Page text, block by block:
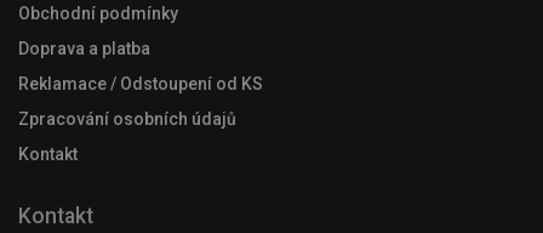
Obchodní podmínky
Doprava a platba
Reklamace / Odstoupení od KS
Zpracování osobních údajů
Kontakt
Kontakt